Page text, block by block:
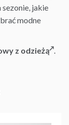
jakie
modne
z odzieżą .